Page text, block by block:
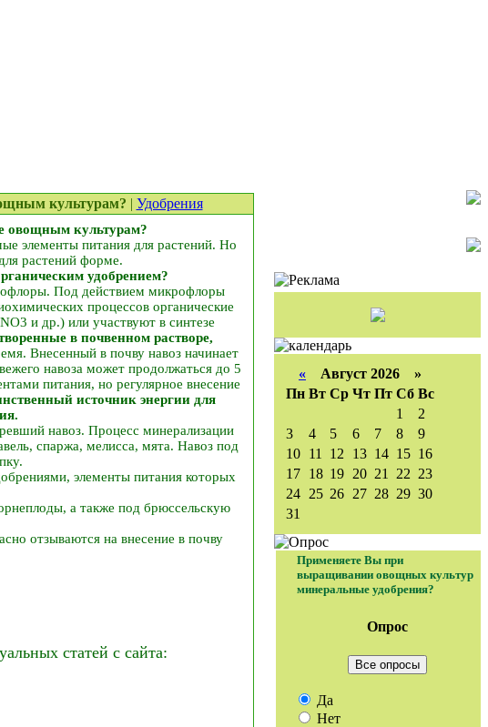
культурам? | Удобрения
овощным культурам?
элементы питания для растений. Но
растений форме.
удобрением?
Под действием микрофлоры
процессов органические
и др.) или участвуют в синтезе
в почвенном растворе,
Внесенный в почву навоз начинает
навоза может продолжаться до 5
питания, но регулярное внесение
источник энергии для
навоз. Процесс минерализации
спаржа, мелисса, мята. Навоз под
элементы питания которых
а также под брюссельскую
отзываются на внесение в почву
статей с сайта:
« Август 2026 »
Пн Вт Ср Чт Пт Сб Вс
1
2
3
4 5 6 7 8
9
10 11 12 13 14 15 16
17 18 19 20 21 22 23
24 25 26 27 28 29 30
31
Применяете Вы при
выращивании овощных культур
минеральные удобрения?
Опрос
Все опросы
Да
Нет